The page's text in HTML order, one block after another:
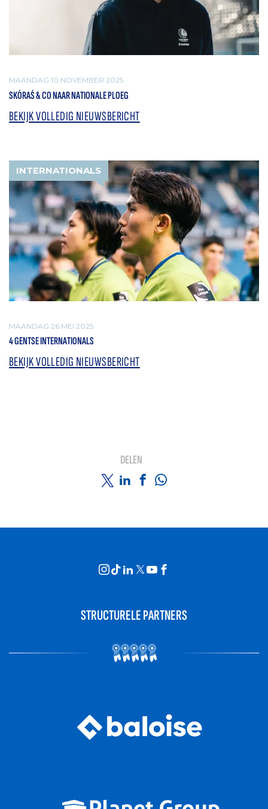
MAANDAG 10 NOVEMBER 2025
SKÓRAŚ & CO NAAR NATIONALE PLOEG
BEKIJK VOLLEDIG NIEUWSBERICHT
INTERNATIONALS
MAANDAG 26 MEI 2025
4 GENTSE INTERNATIONALS
BEKIJK VOLLEDIG NIEUWSBERICHT
DELEN
STRUCTURELE PARTNERS